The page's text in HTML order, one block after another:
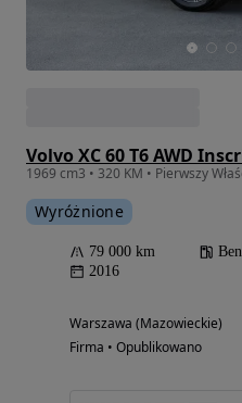
Volvo XC 60 T6 AWD
Wyróżnione
79 000 km
2016
Warszawa (Mazowieckie)
Firma • Opublikowano